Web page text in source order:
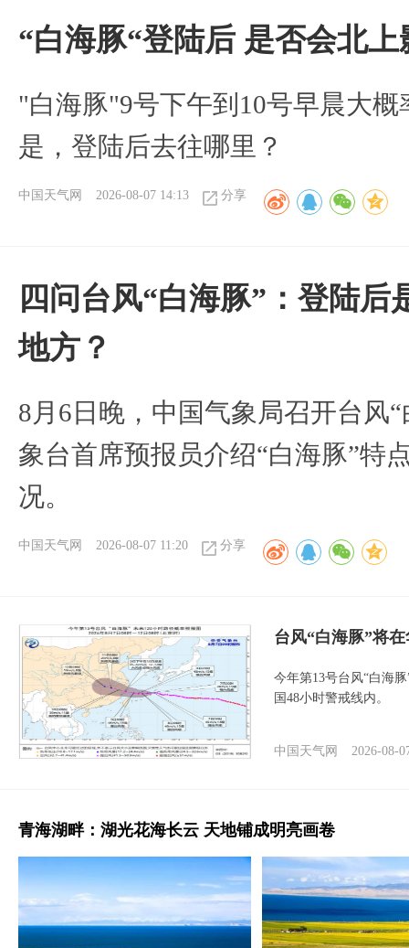
“白海豚“登陆后 是否会北
"白海豚"9号下午到10号早晨大
是，登陆后去往哪里？
中国天气网 2026-08-07 14:13 分享
四问台风“白海豚”：登陆
地方？
8月6日晚，中国气象局召开台风
象台首席预报员介绍“白海豚”特
况。
中国天气网 2026-08-07 11:20 分享
台风“白海豚”将
今年第13号台风“白海
国48小时警戒线内。
中国天气网 2026-08-
青海湖畔：湖光花海长云 天地铺成明亮画卷